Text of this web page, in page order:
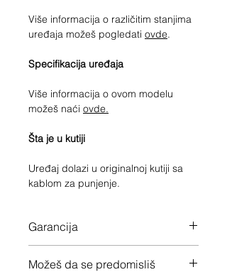
Više informacija o različitim stanjima
uređaja možeš pogledati ovde.
Specifikacija uređaja
Više informacija o ovom modelu
možeš naći ovde.
Šta je u kutiji
Uređaj dolazi u originalnoj kutiji sa
kablom za punjenje.
Garancija
Možeš da se predomisliš